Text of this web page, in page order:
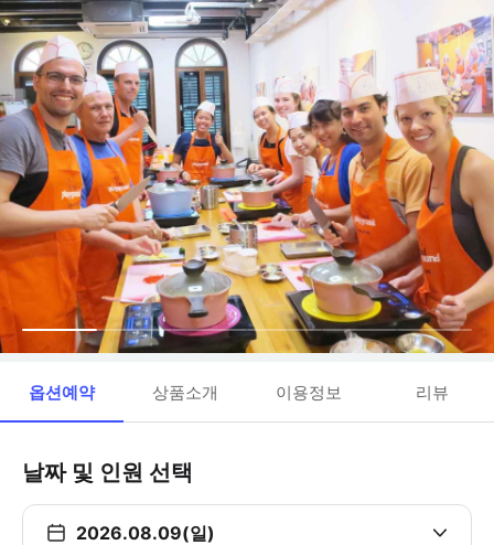
옵션예약 상품소개 이용정보 리뷰
날짜 및 인원 선택
2026.08.09(일)